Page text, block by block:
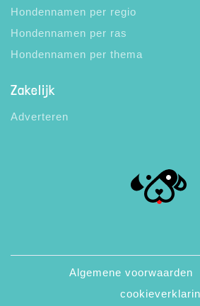
Hondennamen per regio
Hondennamen per ras
Hondennamen per thema
Zakelijk
Adverteren
Algemene voorwaarden